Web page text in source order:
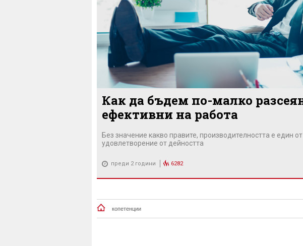
Как да бъдем по-малко
ефективни на работа
Без значение какво правите, производителността е един
удовлетворение от дейността
преди 2 години 6282
копетенции